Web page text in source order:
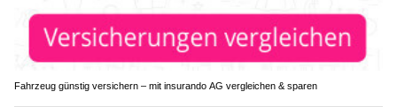
Fahrzeug günstig versichern – mit insurando AG vergleichen & sparen